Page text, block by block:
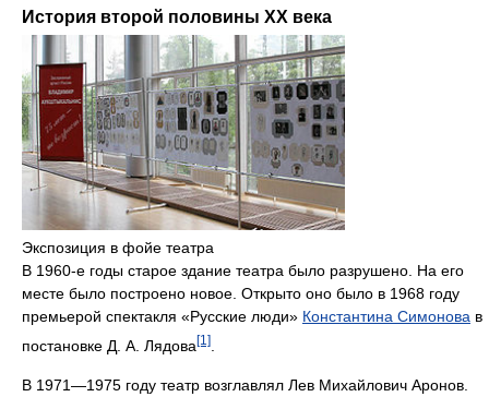
История второй половины XX века
Экспозиция в фойе театра
В 1960-е годы старое здание театра было разрушено. На его
месте было построено новое. Открыто оно было в 1968 году
премьерой спектакля «Русские люди» Константина Симонова в
постановке Д. А. Лядова [1]
В 1971—1975 году театр возглавлял Лев Михайлович Аронов.